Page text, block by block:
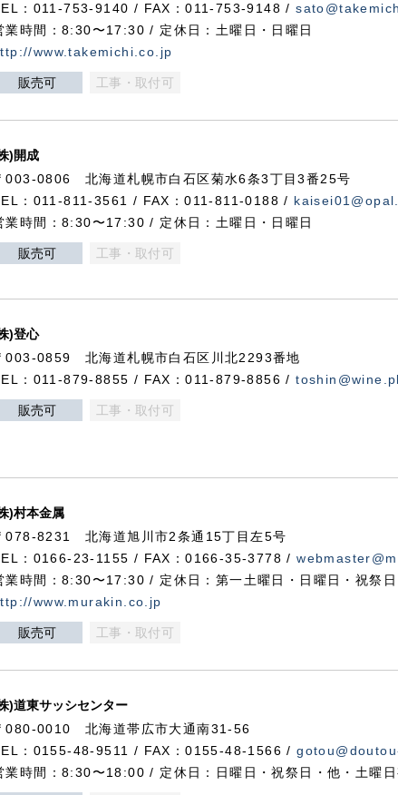
：011-753-9140 / FAX：011-753-9148 /
業時間：8:30〜17:30 / 定休日：土曜日・日曜日
www.takemichi.co.jp
販売可 工事・取付可
)開成
003-0806 北海道札幌市白石区菊水6条3丁目3番25号
：011-811-3561 / FAX：011-811-0188 /
業時間：8:30〜17:30 / 定休日：土曜日・日曜日
販売可 工事・取付可
)登心
003-0859 北海道札幌市白石区川北2293番地
：011-879-8855 / FAX：011-879-8856 /
販売可 工事・取付可
)村本金属
078-8231 北海道旭川市2条通15丁目左5号
：0166-23-1155 / FAX：0166-35-3778 /
業時間：8:30〜17:30 / 定休日：第一土曜日・日曜日・祝祭日
www.murakin.co.jp
販売可 工事・取付可
)道東サッシセンター
080-0010 北海道帯広市大通南31-56
：0155-48-9511 / FAX：0155-48-1566 /
業時間：8:30〜18:00 / 定休日：日曜日・祝祭日・他・土曜日